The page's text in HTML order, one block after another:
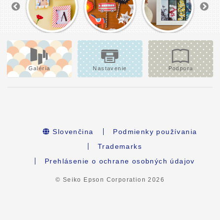
Galéria Nastavenie Podpora
Slovenčina
Podmienky používania
Trademarks
Prehlásenie o ochrane osobných údajov
© Seiko Epson Corporation2026